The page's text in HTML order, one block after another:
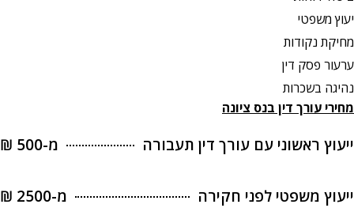
יעוץ משפטי
מחיקת נקודות
ערעור פסק דין
נהיגה בשכרות
מחירי עורך דין בנס ציונה
ייעוץ ראשוני עם עורך דין תעבורה מ-500 ₪
ייעוץ משפטי לפני חקירה מ-2500 ₪